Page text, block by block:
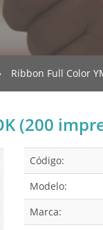
Ribbon Full Color
(200
Código:
Modelo:
Marca: